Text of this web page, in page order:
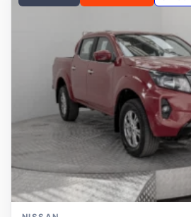
RESERVADO OPORTUNIDAD